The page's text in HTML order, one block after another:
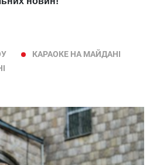
КАРАОКЕ НА МАЙДАНІ